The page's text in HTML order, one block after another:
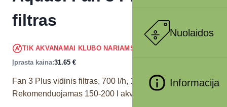
Nuolaidos
Informacija
filtras
TIK AKVANAMAI KLUBO NARIAMS 30.07
Įprasta kaina:31.65 €
Fan 3 Plus vidinis filtras, 700 l/h, 12 W.
Rekomenduojamas 150-200 l akvariumams.